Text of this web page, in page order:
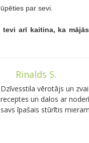
par sevi.
arī kaitina, ka
Rinalds S.
Dzīvesstila vērotājs un
receptes un dalos ar
savs īpašais stūrītis